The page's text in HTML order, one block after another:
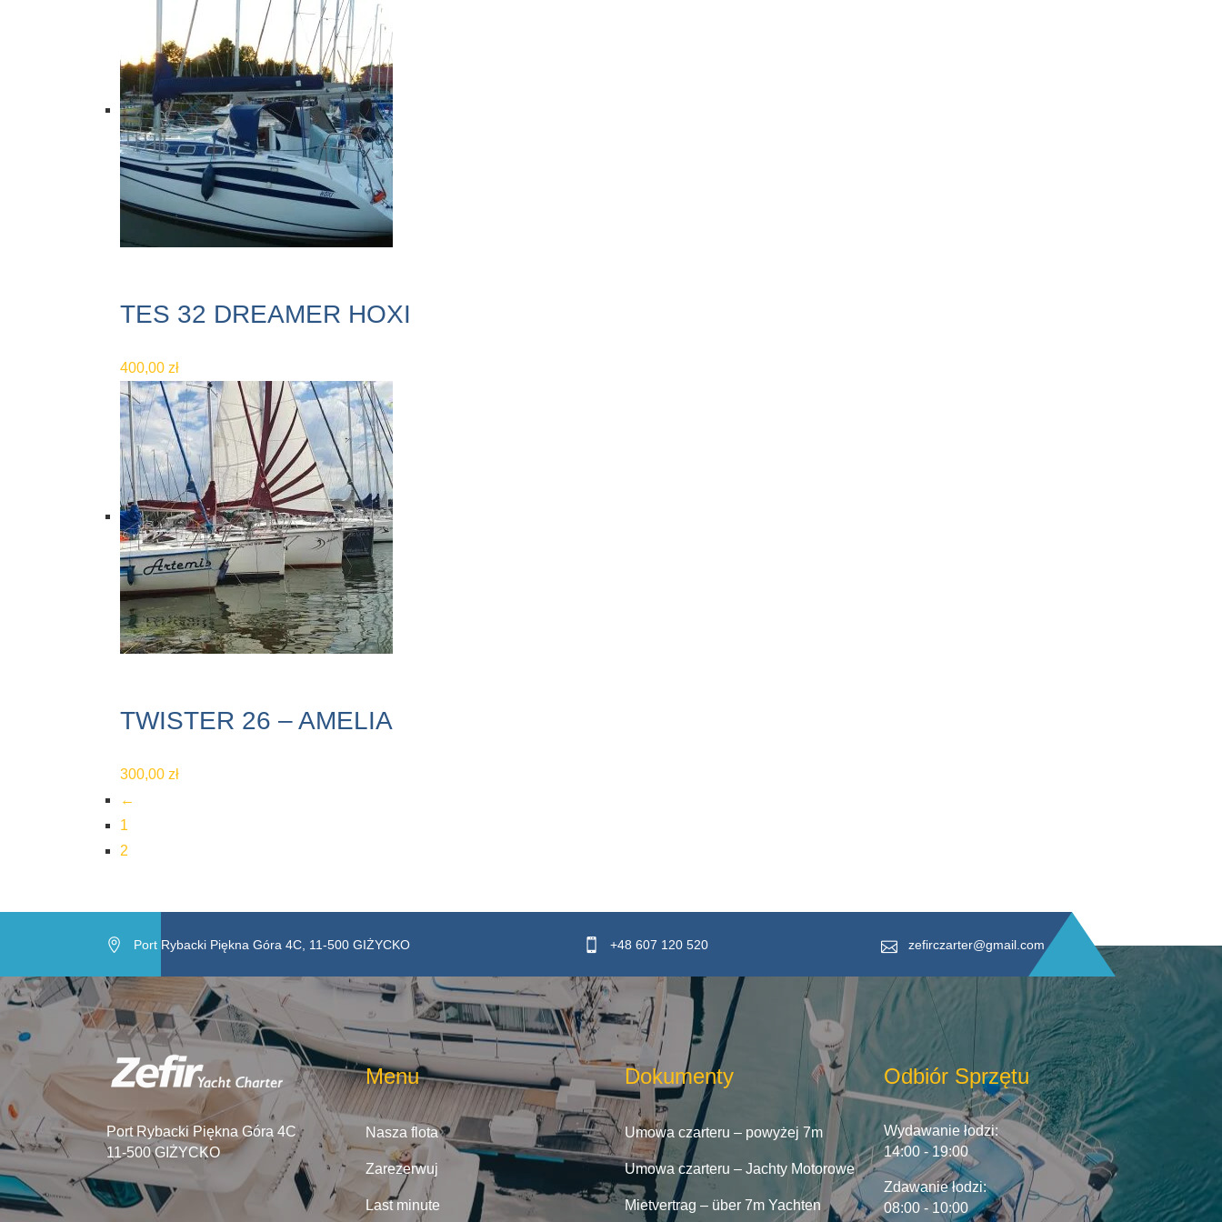
TES 32 DREAMER HOXI
400,00 zł
TWISTER 26 – AMELIA
300,00 zł
←
1
2
Port Rybacki Piękna Góra 4C, 11-500 GIŻYCKO +48 607 120 520 zefirczarter@gmail.com
Port Rybacki Piękna Góra 4C
11-500 GIŻYCKO
Menu
Nasza flota
Zarezerwuj
Last minute
Dokumenty
Umowa czarteru – powyżej 7m
Umowa czarteru – Jachty Motorowe
Mietvertrag – über 7m Yachten
Odbiór Sprzętu
Wydawanie łodzi:
14:00 - 19:00
Zdawanie łodzi:
08:00 - 10:00